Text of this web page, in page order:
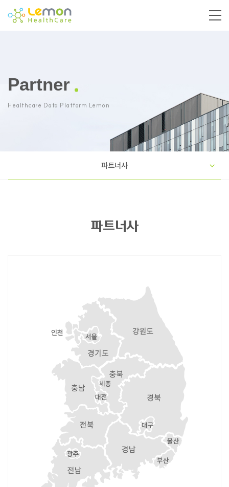
Partner
Healthcare Data Platform Lemon
파트너사
파트너사